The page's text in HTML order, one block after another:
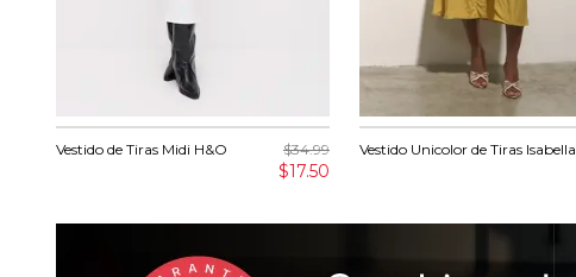
Vestido de Tiras Midi H&O $34.99
$17.50
Vestido Unicolor de Tiras Isabella